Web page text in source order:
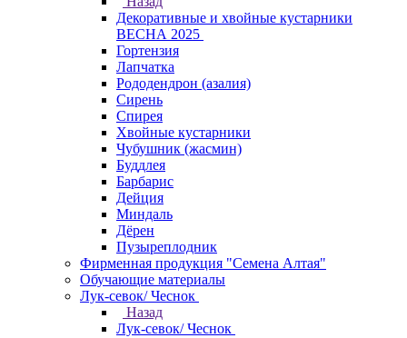
Декоративные и хвойные кустарники
ВЕСНА 2025
Гортензия
Лапчатка
Рододендрон (азалия)
Сирень
Спирея
Хвойные кустарники
Чубушник (жасмин)
Буддлея
Барбарис
Дейция
Миндаль
Дёрен
Пузыреплодник
Фирменная продукция "Семена Алтая"
Обучающие материалы
Лук-севок/ Чеснок
Назад
Лук-севок/ Чеснок